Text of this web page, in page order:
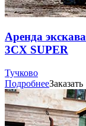
Аренда
3CX SUPER
Тучково
ПодробнееЗаказать